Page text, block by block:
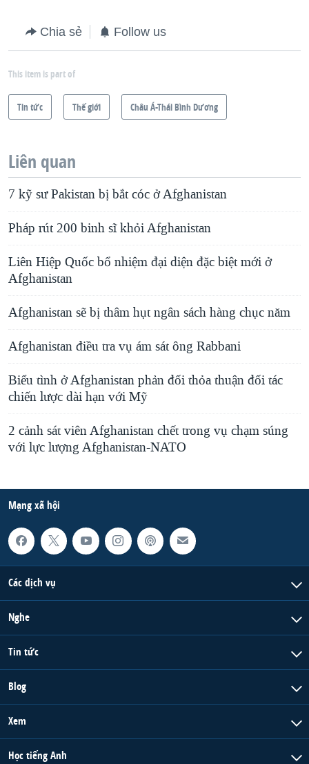
Chia sẻ Follow us
This item is part of
Tin tức Thế giới Châu Á-Thái Bình Dương
Liên quan
7 kỹ sư Pakistan bị bắt cóc ở Afghanistan
Pháp rút 200 binh sĩ khỏi Afghanistan
Liên Hiệp Quốc bổ nhiệm đại diện đặc biệt mới ở
Afghanistan
Afghanistan sẽ bị thâm hụt ngân sách hàng chục năm
Afghanistan điều tra vụ ám sát ông Rabbani
Biểu tình ở Afghanistan phản đối thỏa thuận đối tác
chiến lược dài hạn với Mỹ
2 cảnh sát viên Afghanistan chết trong vụ chạm súng
với lực lượng Afghanistan-NATO
Mạng xã hội
Các dịch vụ
Nghe
Tin tức
Blog
Xem
Học tiếng Anh